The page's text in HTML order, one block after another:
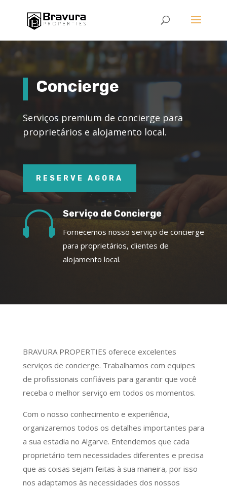
Concierge
Serviços premium de concierge para
proprietários e alojamento local.
RESERVE AGORA
 Serviço de Concierge
Fornecemos nosso serviço de concierge
para proprietários, clientes de
alojamento local.
BRAVURA PROPERTIES oferece excelentes
serviços de concierge. Trabalhamos com equipes
de profissionais confiáveis ​​para garantir que você
receba o melhor serviço em todos os momentos.
Com o nosso conhecimento e experiência,
organizaremos todos os detalhes importantes para
a sua estadia no Algarve. Entendemos que cada
proprietário tem necessidades diferentes e precisa
que as coisas sejam feitas à sua maneira, por isso
nos adaptamos às necessidades dos nossos